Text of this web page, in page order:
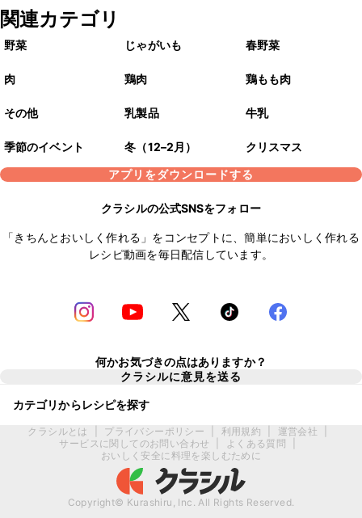
関連カテゴリ
野菜 じゃがいも 春野菜
肉 鶏肉 鶏もも肉
その他 乳製品 牛乳
季節のイベント 冬（12–2月）
クリスマス
アプリをダウンロードする
クラシルの公式SNSをフォロー
「きちんとおいしく作れる」をコンセプトに、簡単においしく作れる
レシピ動画を毎日配信しています。
何かお気づきの点はありますか？
クラシルに意見を送る
カテゴリからレシピを探す
クラシルとは プライバシーポリシー 利用規約 運営会社
サービスに関してのお問い合わせ
よくある質問
おいしく安全に料理を楽しむために
Copyright© Kurashiru, Inc. All Rights Reserved.